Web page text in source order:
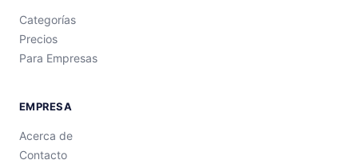
Categorías
Precios
Para Empresas
EMPRESA
Acerca de
Contacto